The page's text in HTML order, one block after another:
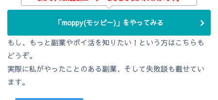
「moppy(モッピー)」をやってみる
もし、もっと副業やポイ活を知りたい！という方はこちらも
どうぞ。
実際に私がやったことのある副業、そして失敗談も載せてい
ます。